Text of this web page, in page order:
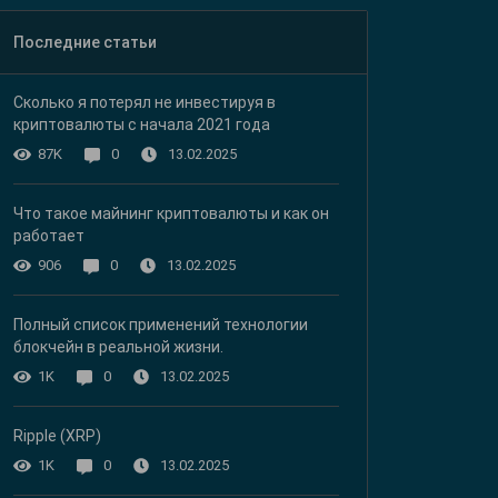
Последние статьи
Сколько я потерял не инвестируя в
криптовалюты с начала 2021 года
87K 0 13.02.2025
Что такое майнинг криптовалюты и как он
работает
906 0 13.02.2025
Полный список применений технологии
блокчейн в реальной жизни.
1K 0 13.02.2025
Ripple (XRP)
1K 0 13.02.2025